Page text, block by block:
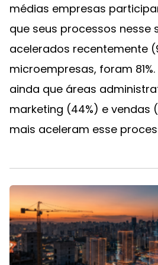
médias empresas
que seus processos nesse
acelerados recentemente
microempresas, foram
ainda que áreas
marketing (44%) e vendas
mais aceleram esse